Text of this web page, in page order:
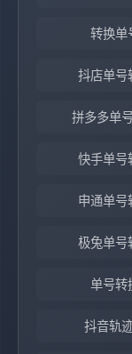
转换单
抖店单号
拼多多单
快手单号
申通单号
极兔单号
单号转
抖音轨